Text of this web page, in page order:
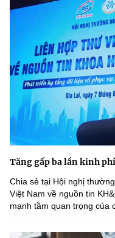
Tăng gấp ba lần kinh
Chia sẻ tại Hội nghị
Việt Nam về nguồn tin
mạnh tầm quan trọng của